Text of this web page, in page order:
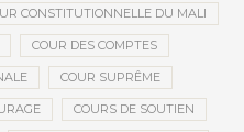
CONSTITUTIONNELLE DU MALI
COUR DES COMPTES
COUR SUPRÊME
COURS DE SOUTIEN